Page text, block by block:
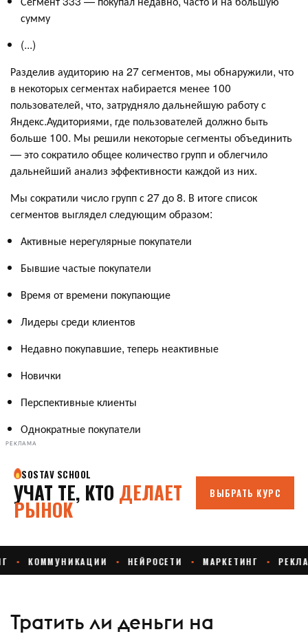
сумму
(...)
Разделив аудиторию на 27 сегментов, мы обнаружили, что
в некоторых сегментах набирается менее 100
пользователей, что, затрудняло дальнейшую работу с
Яндекс.Аудиториями, где пользователей должно быть
больше 100. Мы решили некоторые сегменты объединить
— это сократило общее количество групп и облегчило
дальнейший анализ эффективности каждой из них.
Мы сократили число групп с 27 до 8. В итоге список
сегментов выглядел следующим образом:
Активные нерегулярные покупатели
Бывшие частые покупатели
Время от времени покупающие
Лидеры среди клиентов
Недавно покупавшие, теперь неактивные
Новички
Перспективные клиенты
Однократные покупатели
РЕКЛАМА
Тратить ли деньги на